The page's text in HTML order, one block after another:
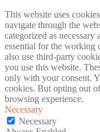
This website uses
navigate through the
categorized as
essential for the working
also use third-party
you use this website.
only with your consent.
cookies. But opting out
browsing experience.
Necessary
Necessary